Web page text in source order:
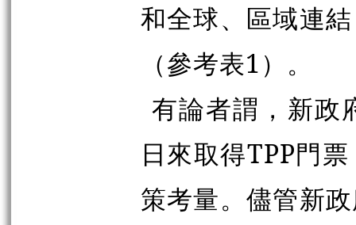
和全球、區域連
（參考表1）。
有論者謂，新政
日來取得TPP門
策考量。儘管新